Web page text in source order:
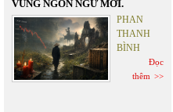
VÙNG NGÔN NGỮ MỚI.
PHAN
THANH
BÌNH
Đọc
thêm